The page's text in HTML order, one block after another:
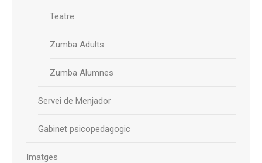
Teatre
Zumba Adults
Zumba Alumnes
Servei de Menjador
Gabinet psicopedagogic
Imatges